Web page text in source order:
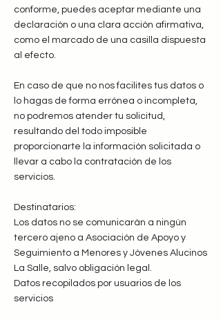
conforme, puedes aceptar mediante una
declaración o una clara acción afirmativa,
como el marcado de una casilla dispuesta
al efecto.
En caso de que no nos facilites tus datos o
lo hagas de forma errónea o incompleta,
no podremos atender tu solicitud,
resultando del todo imposible
proporcionarte la información solicitada o
llevar a cabo la contratación de los
servicios.
Destinatarios:
Los datos no se comunicarán a ningún
tercero ajeno a Asociación de Apoyo y
Seguimiento a Menores y Jóvenes Alucinos
La Salle, salvo obligación legal.
Datos recopilados por usuarios de los
servicios